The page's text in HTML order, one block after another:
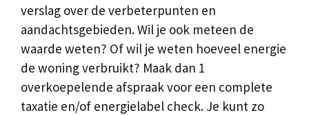
verslag over de verbeterpunten en
aandachtsgebieden. Wil je ook meteen de
waarde weten? Of wil je weten hoeveel energie
de woning verbruikt? Maak dan 1
overkoepelende afspraak voor een complete
taxatie en/of energielabel check. Je kunt zo